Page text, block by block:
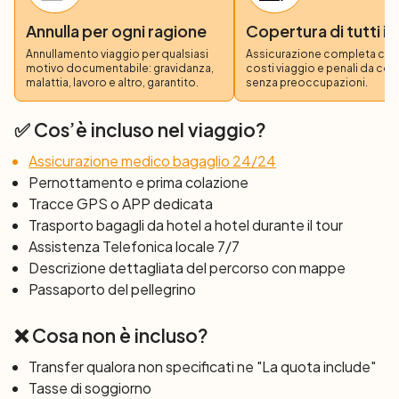
Siete ormai in Galizia, di fronte ad un panorama
decisamente mutato fatto di verdi vallate; non solo il
paesaggio, ma anche la cultura, l’idioma, la gastronomia
che animano questa regione, sono diversi. Oggi vivrete
una bellissima esperienza nell’affrontare, dopo la breve
ma impegnativa salita, la discesa verso Samos, dove si
monastero benedettino di Samos. Un compendio di stili,
un’armoniosa stratificazione di romanico, gotico,
rinascimentale e barocco vi accoglieranno a braccia
aperte. Attraverso paesaggi fluviali e boschivi, la tappa vi
porterà alla città di Sarria.
Giorno 5: Sarria – Palas del Rei (48 km; +1177 m)
Santiago in bici corre attraverso un bel paesaggio rurale
punteggiato di piccoli villaggi, per la maggior parte lungo
strade alberate e antichi sentieri. La meta è Palas del
Annulla per ogni ragione
Annullamento viaggio per qualsiasi
motivo documentabile: gravidanza,
malattia, lavoro e altro, garantito.
Copertura di tutti i
Assicurazione completa
costi viaggio e penali da
senza preoccupazioni.
✅ Cos’è incluso nel viaggio?
Assicurazione medico bagaglio 24/24
Pernottamento e prima colazione
Tracce GPS o APP dedicata
Trasporto bagagli da hotel a hotel durante il tour
Assistenza Telefonica locale 7/7
Descrizione dettagliata del percorso con mappe
Passaporto del pellegrino
❌ Cosa non è incluso?
Transfer qualora non specificati ne "La quota include"
Tasse di soggiorno